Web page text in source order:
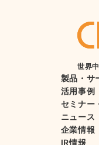
世界
製品・サ
活用事例
セミナー
ニュース
企業情報
IR情報